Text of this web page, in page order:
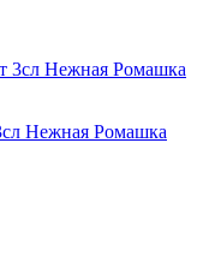
Нежная Ромашка